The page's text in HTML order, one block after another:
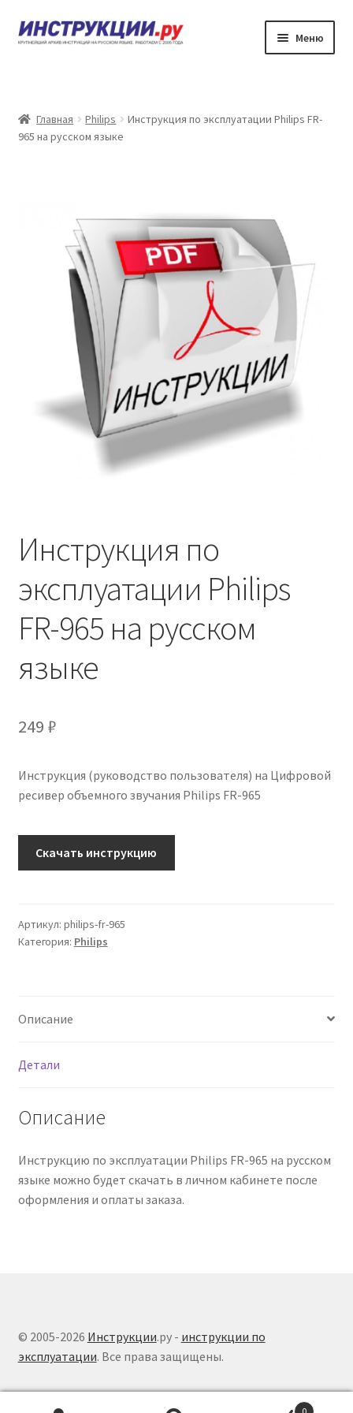
Перейти
к
Перейти
к
Меню
Каталог инструкций по эксплуатации
Контакты
Главная Philips
Инструкция по эксплуатации Philips FR-
965 на русском языке
Инструкция по
эксплуатации Philips
FR-965 на русском
языке
249 ₽
Инструкция (руководство пользователя) на Цифровой
ресивер объемного звучания Philips FR-965
Philips
FR-
языке
Скачать инструкцию
Артикул: philips-fr-965
Категория: Philips
Описание
Детали
Описание
Инструкцию по эксплуатации Philips FR-965 на русском
языке можно будет скачать в личном кабинете после
оформления и оплаты заказа.
© 2005-2026 Инструкции.ру - инструкции по
эксплуатации. Все права защищены.